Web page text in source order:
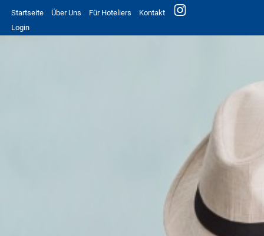
Startseite Über Uns Für Hoteliers
Kontakt
Login